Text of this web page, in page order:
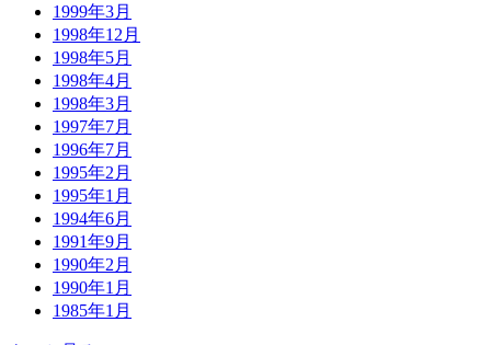
1999年3月
1998年12月
1998年5月
1998年4月
1998年3月
1997年7月
1996年7月
1995年2月
1995年1月
1994年6月
1991年9月
1990年2月
1990年1月
1985年1月